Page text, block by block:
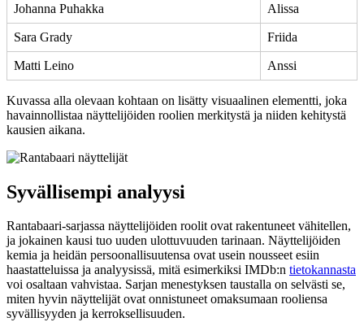
Johanna Puhakka Alissa
Sara Grady Friida
Matti Leino Anssi
Kuvassa alla olevaan kohtaan on lisätty visuaalinen elementti, joka
havainnollistaa näyttelijöiden roolien merkitystä ja niiden kehitystä
kausien aikana.
Syvällisempi analyysi
Rantabaari-sarjassa näyttelijöiden roolit ovat rakentuneet vähitellen,
ja jokainen kausi tuo uuden ulottuvuuden tarinaan. Näyttelijöiden
kemia ja heidän persoonallisuutensa ovat usein nousseet esiin
haastatteluissa ja analyysissä, mitä esimerkiksi IMDb:n tietokannasta
voi osaltaan vahvistaa. Sarjan menestyksen taustalla on selvästi se,
miten hyvin näyttelijät ovat onnistuneet omaksumaan rooliensa
syvällisyyden ja kerroksellisuuden.